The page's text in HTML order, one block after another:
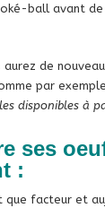
ball avant de
aurez de
par
disponibles à
ses
:
facteur et